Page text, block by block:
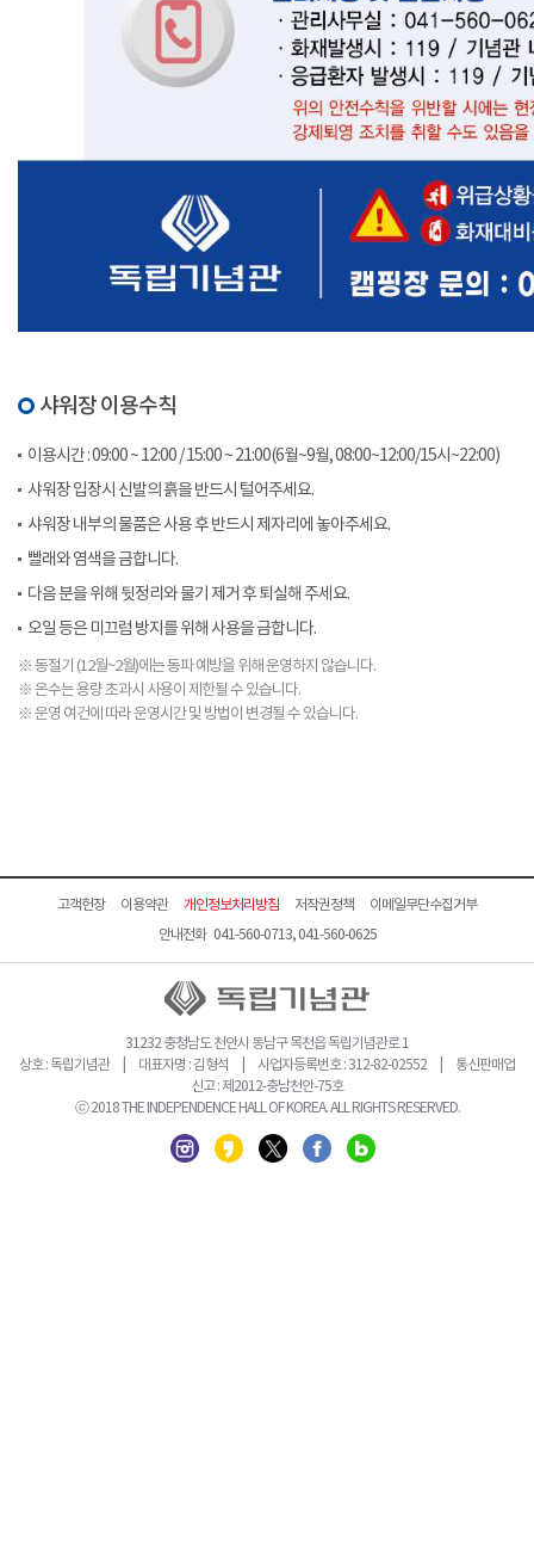
샤워장 이용수칙
이용시간 : 09:00 ~ 12:00 / 15:00 ~ 21:00(6월~9월, 08:00~12:00/15시~22:00)
샤워장 입장시 신발의 흙을 반드시 털어주세요.
샤워장 내부의 물품은 사용 후 반드시 제자리에 놓아주세요.
빨래와 염색을 금합니다.
다음 분을 위해 뒷정리와 물기 제거 후 퇴실해 주세요.
오일 등은 미끄럼 방지를 위해 사용을 금합니다.
※ 동절기 (12월~2월)에는 동파 예방을 위해 운영하지 않습니다.
※ 온수는 용량 초과시 사용이 제한될 수 있습니다.
※ 운영 여건에 따라 운영시간 및 방법이 변경될 수 있습니다.
고객헌장 이용약관 개인정보처리방침 저작권정책
이메일무단수집거부
안내전화 041-560-0713, 041-560-0625
31232 충청남도 천안시 동남구 목천읍 독립기념관로 1
상호 : 독립기념관 | 대표자명 : 김형석 | 사업자등록번호 : 312-82-02552 | 통신판매업
신고 : 제2012-충남천안-75호
ⓒ 2018 THE INDEPENDENCE HALL OF KOREA. ALL RIGHTS RESERVED.